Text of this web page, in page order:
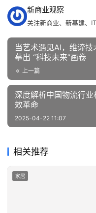
新商业观察
关注新商业、新基建、
当艺术遇见AI，维谛
摹出 “科技未来”画卷
上一篇
深度解析中国物流行
效革命
2025-04-22 11:07
相关推荐
家居